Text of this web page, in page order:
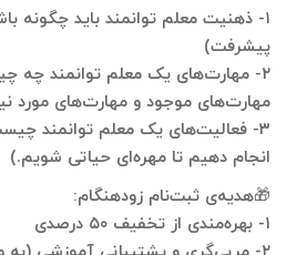
۱- ذهنیت معلم توانمند باید چگونه
پیشرفت)
۲- مهارت‌های یک معلم توانمند چه
مهارت‌های موجود و مهارت‌های مورد
۳- فعالیت‌های یک معلم توانمند
انجام دهیم تا مهره‌ای حیاتی شویم.)
🎁هدیه‌ی ثبت‌نام زودهنگام:
۱- بهره‌مندی از تخفیف ۵۰ درصدی